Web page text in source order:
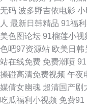
类四虎色 91免费观 国产
第一福利论坛影院 久久丝
站 五月天欧美色 91午夜
福利导航 日本AA网站 偷
无码 波多野吉依电影 小
人 最新日韩精品 91福
美色图论坛 91榴莲小视
色吧97资源站 欧美日韩
站在线免费 免费潮喷
操碰高清免费视频 午夜
媒倩女幽魂 超清国产剧
吃瓜福利小视频 免费91